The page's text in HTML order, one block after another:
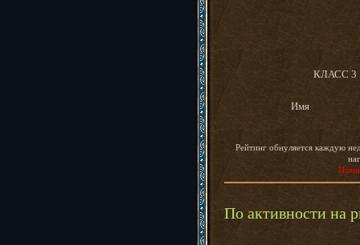
КЛАСС 3
Имя
Рейтинг обнуляется каждую
По активности на